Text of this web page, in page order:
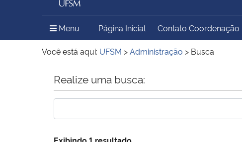
Ministério do Meio Ambiente Ministério do Turismo
Menu Menu Principal do Sítio
Página Inicial Contato Coordenação
Você está aqui: UFSM >Administração > Busca
Início do conteúdo
Realize uma busca:
Exibindo 1 resultado